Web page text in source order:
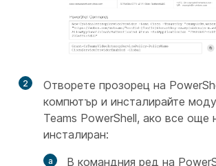
2
Отворете прозорец на
компютър и инсталирайте
Teams PowerShell, ако все още
инсталиран:
В командния ред на